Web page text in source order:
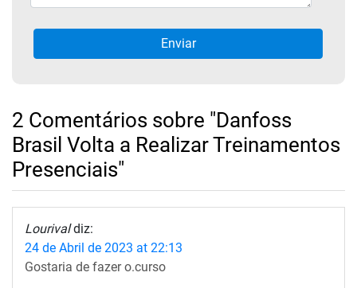
2 Comentários sobre "Danfoss
Brasil Volta a Realizar Treinamentos
Presenciais"
Lourival diz:
24 de Abril de 2023 at 22:13
Gostaria de fazer o.curso